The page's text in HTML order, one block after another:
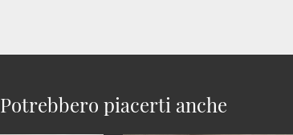
Potrebbero piacerti anche